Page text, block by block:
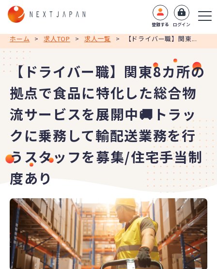
登録する ログイン
ホーム > 求人TOP > 求人一覧 > 【ドライバー職】関東...
【ドライバー職】関東8カ所の
拠点で食品に特化した総合物
流サービスを展開中🚚トラッ
クに乗務して輸配送業務を行
うスタッフを募集/住宅手当制
度あり